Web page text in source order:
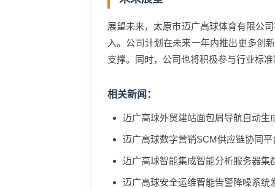
展望未来，太原市迈广高球体育有限公
入。公司计划在未来一年内推出更多创
支撑。同时，公司也将积极参与行业标
相关新闻：
迈广高球外贸建站面包屑导航自动生
迈广高球数字营销SCM供应链协同平
迈广高球智能集成智能分析服务器集
迈广高球安全运维智能告警降噪系统